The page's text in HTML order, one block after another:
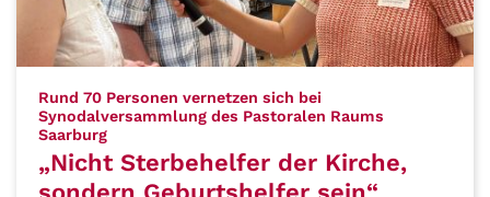
Rund 70 Personen vernetzen sich bei
Synodalversammlung des Pastoralen Raums
Saarburg:
„Nicht Sterbehelfer der Kirche,